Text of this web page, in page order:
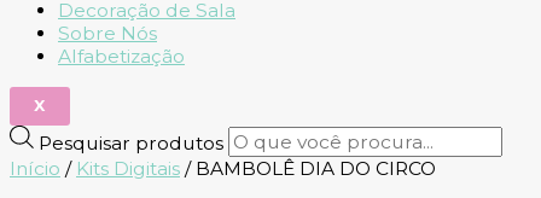
Decoração de Sala
Sobre Nós
Alfabetização
X
Pesquisar produtos
Início / Kits Digitais / BAMBOLÊ DIA DO CIRCO